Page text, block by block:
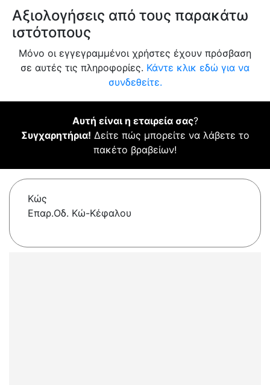
Αξιολογήσεις από τους παρακάτω
ιστότοπους
Μόνο οι εγγεγραμμένοι χρήστες έχουν πρόσβαση
σε αυτές τις πληροφορίες. Κάντε κλικ εδώ για να
συνδεθείτε.
Αυτή είναι η εταιρεία σας?
Συγχαρητήρια! Δείτε πώς μπορείτε να λάβετε το
πακέτο βραβείων!
Κώς
Επαρ.Οδ. Κώ-Κέφαλου